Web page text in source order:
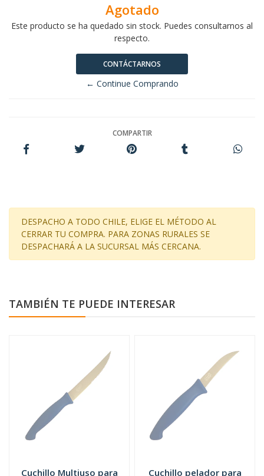
Agotado
Este producto se ha quedado sin stock. Puedes consultarnos al
respecto.
CONTÁCTARNOS
← Continue Comprando
COMPARTIR
DESPACHO A TODO CHILE, ELIGE EL MÉTODO AL
CERRAR TU COMPRA. PARA ZONAS RURALES SE
DESPACHARÁ A LA SUCURSAL MÁS CERCANA.
TAMBIÉN TE PUEDE INTERESAR
Cuchillo Multiuso para
Cuchillo pelador para